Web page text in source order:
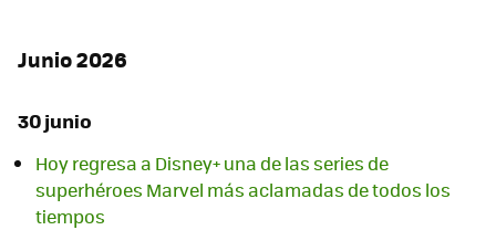
Junio 2026
30 junio
Hoy regresa a Disney+ una de las series de
superhéroes Marvel más aclamadas de todos los
tiempos